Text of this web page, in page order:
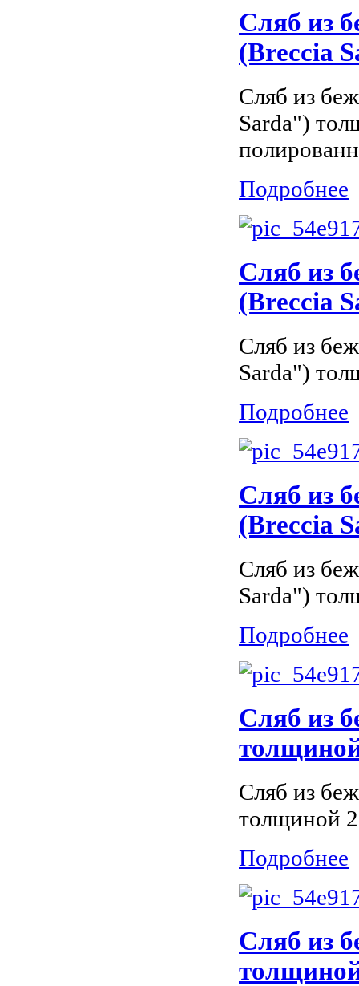
Сляб из
(Breccia
Сляб из
Sarda")
Подробнее
Сляб из
(Breccia
Сляб из
Sarda")
Подробнее
Сляб из
(Breccia
Сляб из
Sarda")
Подробнее
Сляб из
Сляб из
толщиной
Подробнее
Сляб из